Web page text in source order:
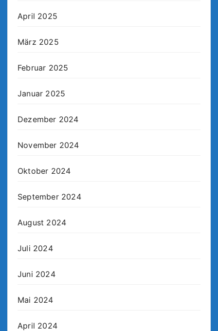
April 2025
März 2025
Februar 2025
Januar 2025
Dezember 2024
November 2024
Oktober 2024
September 2024
August 2024
Juli 2024
Juni 2024
Mai 2024
April 2024